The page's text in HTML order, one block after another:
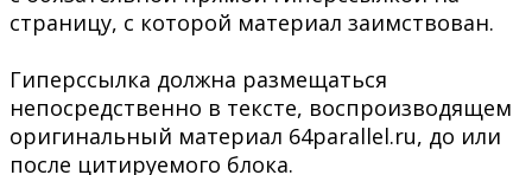
страницу, с которой материал заимствован.
Гиперссылка должна размещаться
непосредственно в тексте, воспроизводящем
оригинальный материал 64parallel.ru, до или
после цитируемого блока.